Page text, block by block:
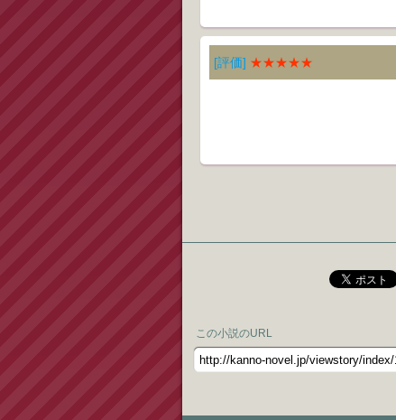
[評価] ★★★★★
この小説のURL